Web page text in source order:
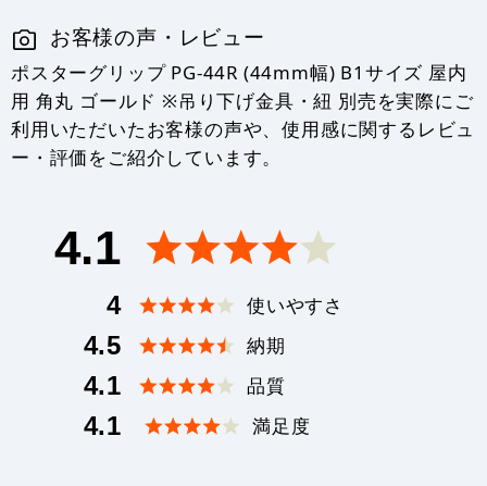
お客様の声・レビュー
ポスターグリップ PG-44R (44mm幅) B1サイズ 屋内
用 角丸 ゴールド ※吊り下げ金具・紐 別売を実際にご
利用いただいたお客様の声や、使用感に関するレビュ
ー・評価をご紹介しています。
4.1
4 使いやすさ
4.5 納期
4.1 品質
4.1 満足度